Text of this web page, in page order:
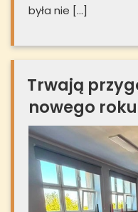
była nie […]
Trwają
nowego